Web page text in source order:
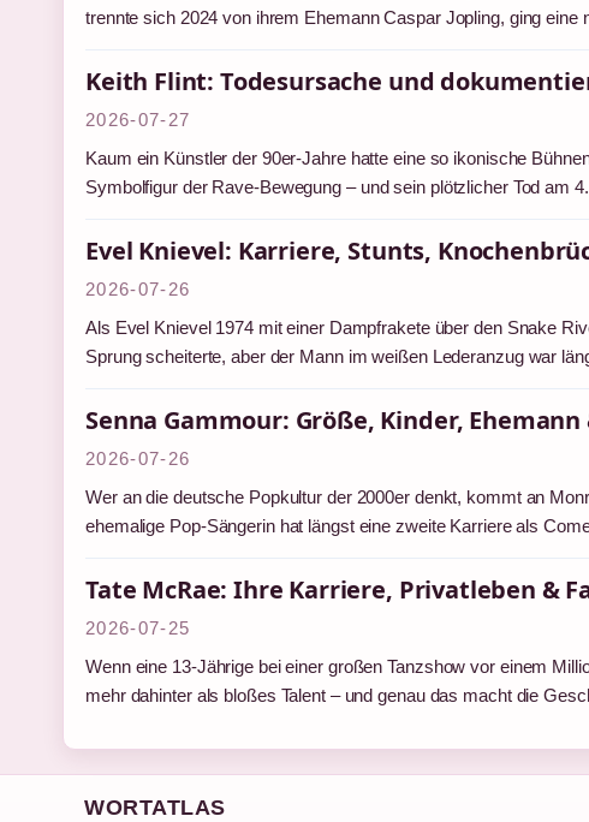
trennte sich 2024 von ihrem Ehemann Caspar Jopling, ging
Keith Flint: Todesursache und
2026-07-27
Kaum ein Künstler der 90er-Jahre hatte eine so ikonische
Symbolfigur der Rave-Bewegung – und sein plötzlicher Tod am
Evel Knievel: Karriere, Stunts,
2026-07-26
Als Evel Knievel 1974 mit einer Dampfrakete über den Snake
Sprung scheiterte, aber der Mann im weißen Lederanzug war
Senna Gammour: Größe, Kinder,
2026-07-26
Wer an die deutsche Popkultur der 2000er denkt, kommt an
ehemalige Pop-Sängerin hat längst eine zweite Karriere als
Tate McRae: Ihre Karriere, Privatleben &
2026-07-25
Wenn eine 13-Jährige bei einer großen Tanzshow vor einem
mehr dahinter als bloßes Talent – und genau das macht die
WORTATLAS